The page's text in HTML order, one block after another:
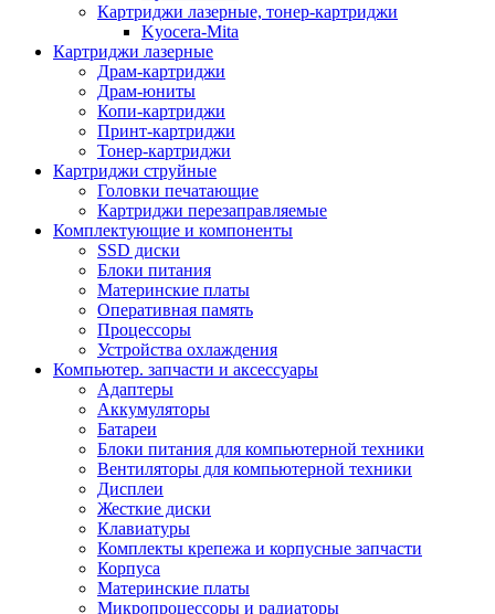
Картриджи лазерные, тонер-картриджи
Kyocera-Mita
Картриджи лазерные
Драм-картриджи
Драм-юниты
Копи-картриджи
Принт-картриджи
Тонер-картриджи
Картриджи струйные
Головки печатающие
Картриджи перезаправляемые
Комплектующие и компоненты
SSD диски
Блоки питания
Материнские платы
Оперативная память
Процессоры
Устройства охлаждения
Компьютер. запчасти и аксессуары
Адаптеры
Аккумуляторы
Батареи
Блоки питания для компьютерной техники
Вентиляторы для компьютерной техники
Дисплеи
Жесткие диски
Клавиатуры
Комплекты крепежа и корпусные запчасти
Корпуса
Материнские платы
Микропроцессоры и радиаторы